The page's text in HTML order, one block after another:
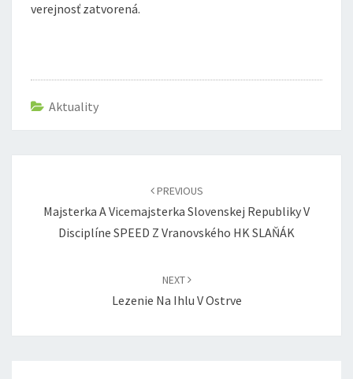
verejnosť zatvorená.
Aktuality
PREVIOUS
Majsterka A Vicemajsterka Slovenskej Republiky V
Disciplíne SPEED Z Vranovského HK SLAŇÁK
NEXT
Lezenie Na Ihlu V Ostrve